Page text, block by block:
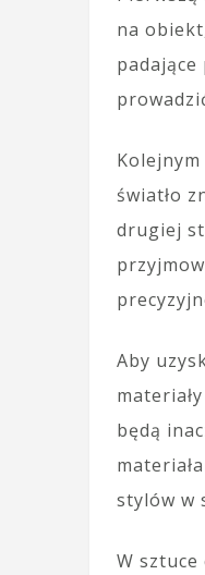
na
światło
drugiej
Aby
będą
stylów w
W